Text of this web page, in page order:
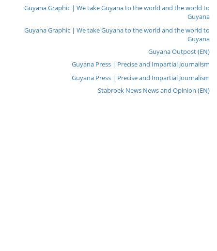
Guyana Graphic | We take Guyana to the world and the world to
Guyana
Guyana Graphic | We take Guyana to the world and the world to
Guyana
Guyana Outpost (EN)
Guyana Press | Precise and Impartial Journalism
Guyana Press | Precise and Impartial Journalism
Stabroek News News and Opinion (EN)